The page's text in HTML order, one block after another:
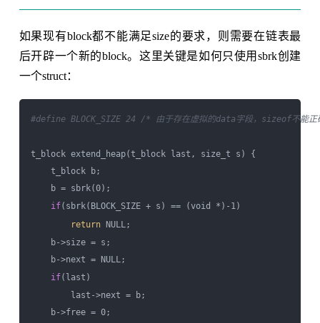
如果现有block都不能满足size的要求，则需要在链表最
后开辟一个新的block。这里关键是如何只使用sbrk创建
一个struct：
#define BLOCK_SIZE 24 /* 由于存在虚拟的data字段，sizeof不能正
t_block extend_heap(t_block last, size_t s) {
t_block b;
b = sbrk(0);
if(sbrk(BLOCK_SIZE + s) == (void *)-1)
return NULL;
b->size = s;
b->next = NULL;
if(last)
last->next = b;
b->free = 0;